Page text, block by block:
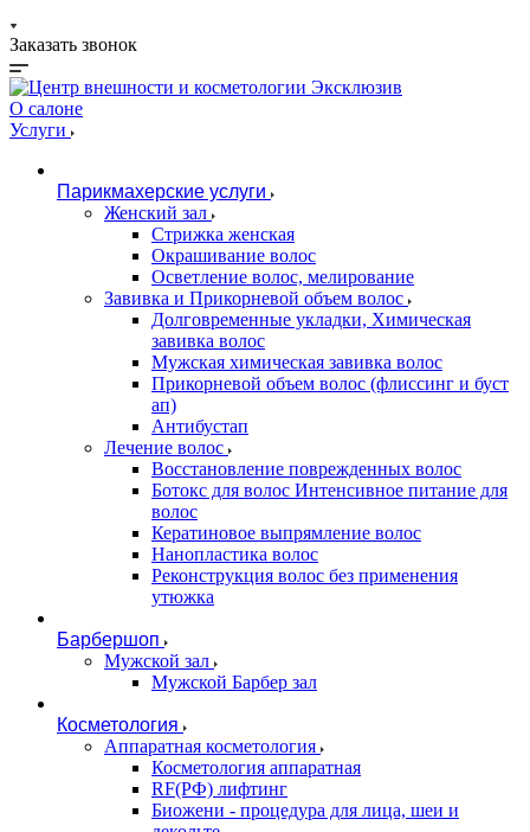
Заказать звонок
О салоне
Услуги
Парикмахерские услуги
Женский зал
Стрижка женская
Окрашивание волос
Осветление волос, мелирование
Завивка и Прикорневой объем волос
Долговременные укладки, Химическая
завивка волос
Мужская химическая завивка волос
Прикорневой объем волос (флиссинг и буст
ап)
Антибустап
Лечение волос
Восстановление поврежденных волос
Бoтокс для волос Интенсивное питание для
волос
Кератиновое выпрямление волос
Нанопластика волос
Реконструкция волос без применения
утюжка
Барбершоп
Мужской зал
Мужской Барбер зал
Косметология
Аппаратная косметология
Косметология аппаратная
RF(РФ) лифтинг
Биожени - процедура для лица, шеи и